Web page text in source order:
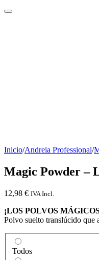
Inicio/Andreia Professional/
Magic Powder –
12,98 € IVA Incl.
¡LOS POLVOS
Polvo suelto translúcido que
Todos